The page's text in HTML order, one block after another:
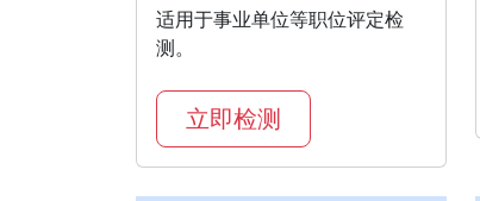
适用于事业单位等职位评定检
测。
立即检测